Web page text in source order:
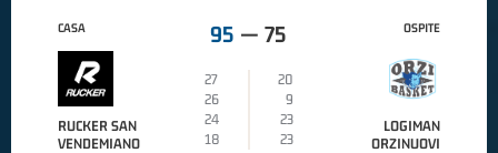
CASA
RUCKER SAN
VENDEMIANO
95 — 75
27
20
26
9
24
23
18
23
OSPITE
LOGIMAN
ORZINUOVI